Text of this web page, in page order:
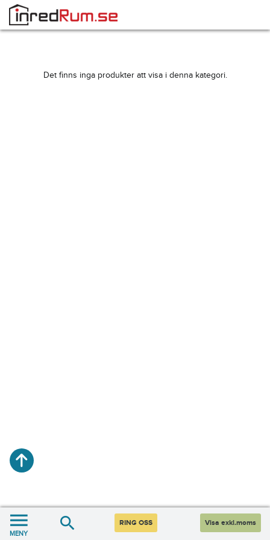
Det finns inga produkter att visa i denna kategori.
MENY
RING OSS Visa exkl.moms